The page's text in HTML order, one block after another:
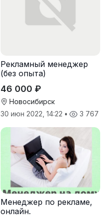
Реклaмный менеджер
(бeз oпытa)
46 000 ₽
Новосибирск
30 июн 2022, 14:22 • 3 767
Менеджер по рекламе,
онлайн.